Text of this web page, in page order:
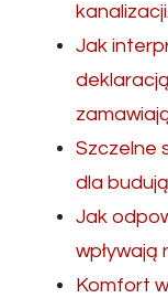
kanalizacji.
Jak
Szczelne
dla
Jak
wpływają
Komfort